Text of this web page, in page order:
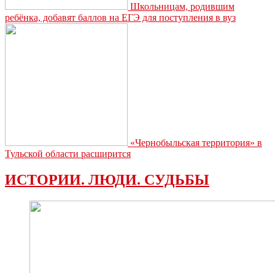
Школьницам, родившим
ребёнка, добавят баллов на ЕГЭ для поступления в вуз
«Чернобыльская территория» в
Тульской области расширится
ИСТОРИИ. ЛЮДИ. СУДЬБЫ